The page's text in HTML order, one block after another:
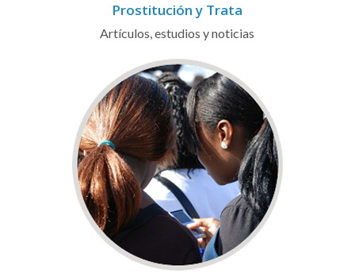
Prostitución y Trata
Artículos, estudios y noticias